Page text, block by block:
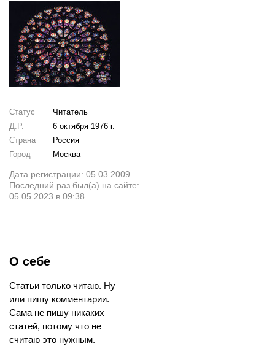
Статус
Читатель
Д.Р.
6 октября 1976 г.
Страна
Россия
Город
Москва
Дата регистрации: 05.03.2009
Последний раз был(а) на сайте:
05.05.2023 в 09:38
О себе
Статьи только читаю. Ну
или пишу комментарии.
Сама не пишу никаких
статей, потому что не
считаю это нужным.